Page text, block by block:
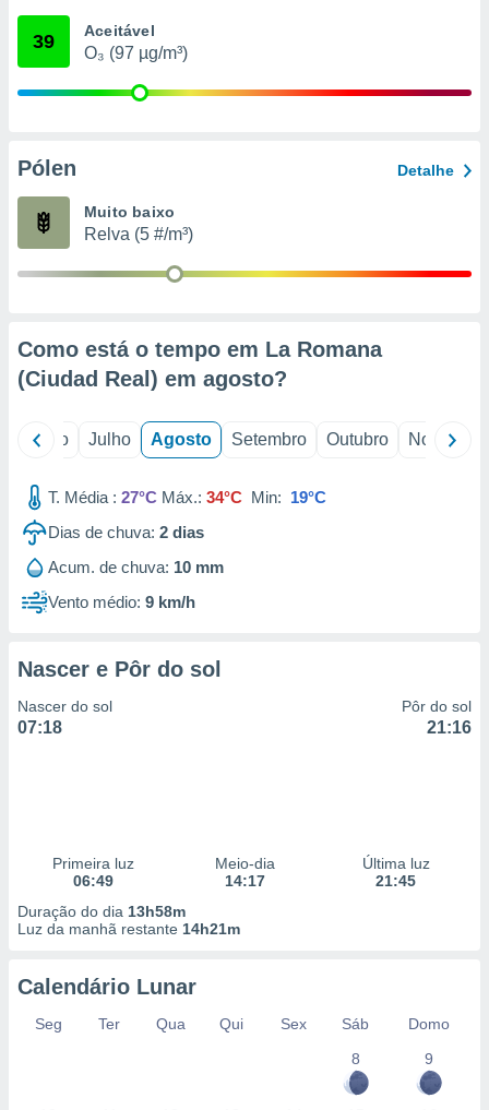
através
estudos
1199
39 Aceitável
O₃ (97 µg/m³)
Pólen Detalhe
Muito baixo
Relva (5 #/m³)
Como está o tempo em La Romana
(Ciudad Real) em agosto?
Junho Julho Agosto Setembro Outubro Novembro
T. Média : 27°C Máx.: 34°C Min: 19°C
Dias de chuva: 2 dias
Acum. de chuva: 10 mm
Vento médio: 9 km/h
Nascer e Pôr do sol
Nascer do sol
07:18
Pôr do sol
21:16
Primeira luz
06:49
Meio-dia
14:17
Última luz
21:45
Duração do dia 13h58m
Luz da manhã restante 14h21m
Calendário Lunar
Seg Ter Qua Qui Sex Sáb
Domo
8
9